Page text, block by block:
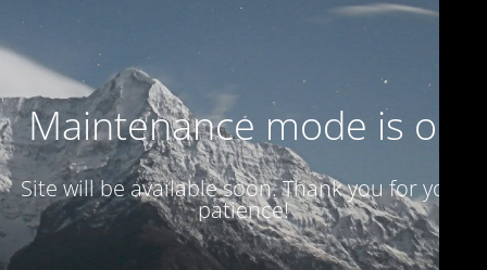
Maintenance mode is on
Site will be available soon. Thank you for your
patience!